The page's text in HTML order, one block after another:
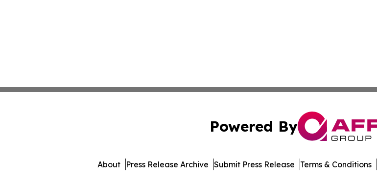
Powered By
About Press Release Archive Submit Press Release Terms & Conditions